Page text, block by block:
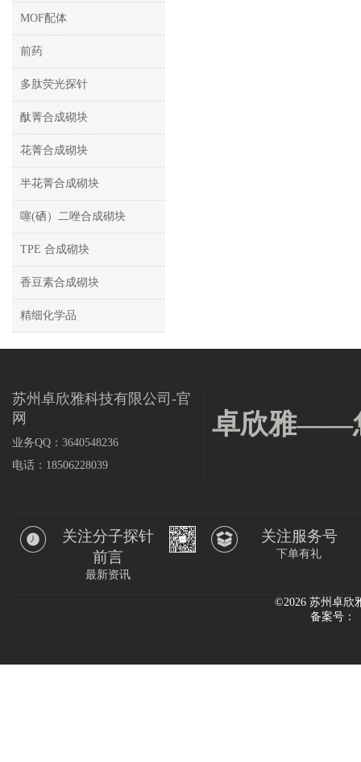
MOF配体
前药
多肽荧光探针
酞菁合成砌块
花菁合成砌块
半花菁合成砌块
噻(硒）二唑合成砌块
TPE 合成砌块
香豆素合成砌块
精细化学品
苏州卓欣雅科技有限公司-官
网
业务QQ：3640548236
电话：18506228039
卓欣雅——
关注分子探针
前言
最新资讯
关注服务号
下单有礼
©2026 苏州卓欣
备案号：